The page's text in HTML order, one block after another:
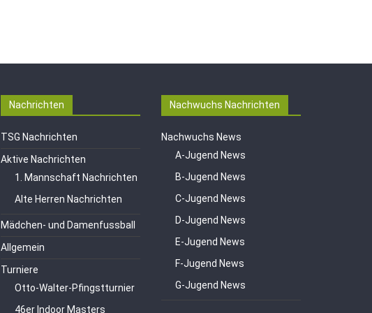
Nachrichten
TSG Nachrichten
Aktive Nachrichten
1. Mannschaft Nachrichten
Alte Herren Nachrichten
Mädchen- und Damenfussball
Allgemein
Turniere
Otto-Walter-Pfingstturnier
46er Indoor Masters
Nachwuchs Nachrichten
Nachwuchs News
A-Jugend News
B-Jugend News
C-Jugend News
D-Jugend News
E-Jugend News
F-Jugend News
G-Jugend News